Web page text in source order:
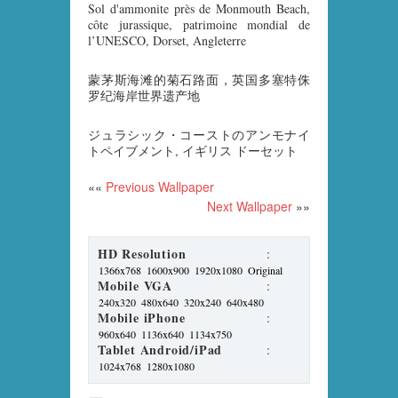
Sol d'ammonite près de Monmouth Beach,
côte jurassique, patrimoine mondial de
l’UNESCO, Dorset, Angleterre
蒙茅斯海滩的菊石路面，英国多塞特侏
罗纪海岸世界遗产地
ジュラシック・コーストのアンモナイ
トペイブメント, イギリス ドーセット
«« Previous Wallpaper
Next Wallpaper »»
HD Resolution :
1366x768 1600x900 1920x1080 Original
Mobile VGA :
240x320 480x640 320x240 640x480
Mobile iPhone :
960x640 1136x640 1134x750
Tablet Android/iPad :
1024x768 1280x1080